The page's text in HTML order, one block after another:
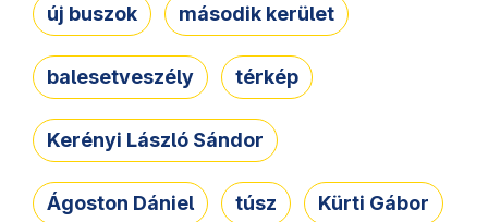
új buszok második kerület
balesetveszély térkép
Kerényi László Sándor
Ágoston Dániel túsz Kürti Gábor